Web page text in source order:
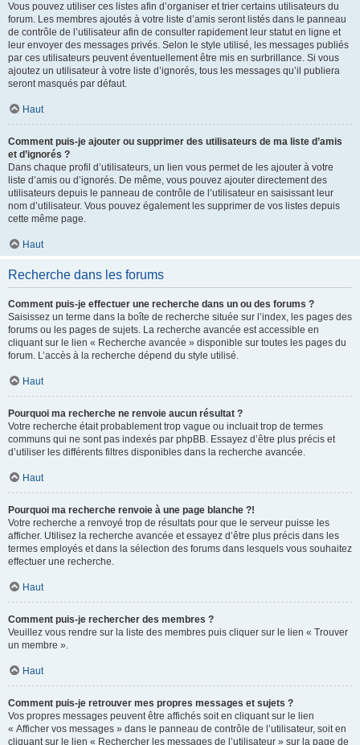
Vous pouvez utiliser ces listes afin d’organiser et trier certains utilisateurs du
forum. Les membres ajoutés à votre liste d’amis seront listés dans le panneau
de contrôle de l’utilisateur afin de consulter rapidement leur statut en ligne et
leur envoyer des messages privés. Selon le style utilisé, les messages publiés
par ces utilisateurs peuvent éventuellement être mis en surbrillance. Si vous
ajoutez un utilisateur à votre liste d’ignorés, tous les messages qu’il publiera
seront masqués par défaut.
Haut
Comment puis-je ajouter ou supprimer des utilisateurs de ma liste d’amis
et d’ignorés ?
Dans chaque profil d’utilisateurs, un lien vous permet de les ajouter à votre
liste d’amis ou d’ignorés. De même, vous pouvez ajouter directement des
utilisateurs depuis le panneau de contrôle de l’utilisateur en saisissant leur
nom d’utilisateur. Vous pouvez également les supprimer de vos listes depuis
cette même page.
Haut
Recherche dans les forums
Comment puis-je effectuer une recherche dans un ou des forums ?
Saisissez un terme dans la boîte de recherche située sur l’index, les pages des
forums ou les pages de sujets. La recherche avancée est accessible en
cliquant sur le lien « Recherche avancée » disponible sur toutes les pages du
forum. L’accès à la recherche dépend du style utilisé.
Haut
Pourquoi ma recherche ne renvoie aucun résultat ?
Votre recherche était probablement trop vague ou incluait trop de termes
communs qui ne sont pas indexés par phpBB. Essayez d’être plus précis et
d’utiliser les différents filtres disponibles dans la recherche avancée.
Haut
Pourquoi ma recherche renvoie à une page blanche ?!
Votre recherche a renvoyé trop de résultats pour que le serveur puisse les
afficher. Utilisez la recherche avancée et essayez d’être plus précis dans les
termes employés et dans la sélection des forums dans lesquels vous souhaitez
effectuer une recherche.
Haut
Comment puis-je rechercher des membres ?
Veuillez vous rendre sur la liste des membres puis cliquer sur le lien « Trouver
un membre ».
Haut
Comment puis-je retrouver mes propres messages et sujets ?
Vos propres messages peuvent être affichés soit en cliquant sur le lien
« Afficher vos messages » dans le panneau de contrôle de l’utilisateur, soit en
cliquant sur le lien « Rechercher les messages de l’utilisateur » sur la page de